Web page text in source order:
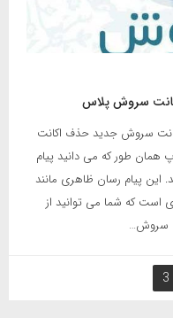
سروش پلاس
سروش جدید حذف اکانت
طور که می دانید پیام
پیام رسان ظاهری مانند
است که شما می توانید از
سروش…
3